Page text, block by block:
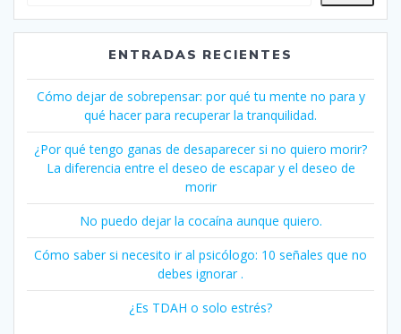
ENTRADAS RECIENTES
Cómo dejar de sobrepensar: por qué tu mente no para y
qué hacer para recuperar la tranquilidad.
¿Por qué tengo ganas de desaparecer si no quiero morir?
La diferencia entre el deseo de escapar y el deseo de
morir
No puedo dejar la cocaína aunque quiero.
Cómo saber si necesito ir al psicólogo: 10 señales que no
debes ignorar .
¿Es TDAH o solo estrés?